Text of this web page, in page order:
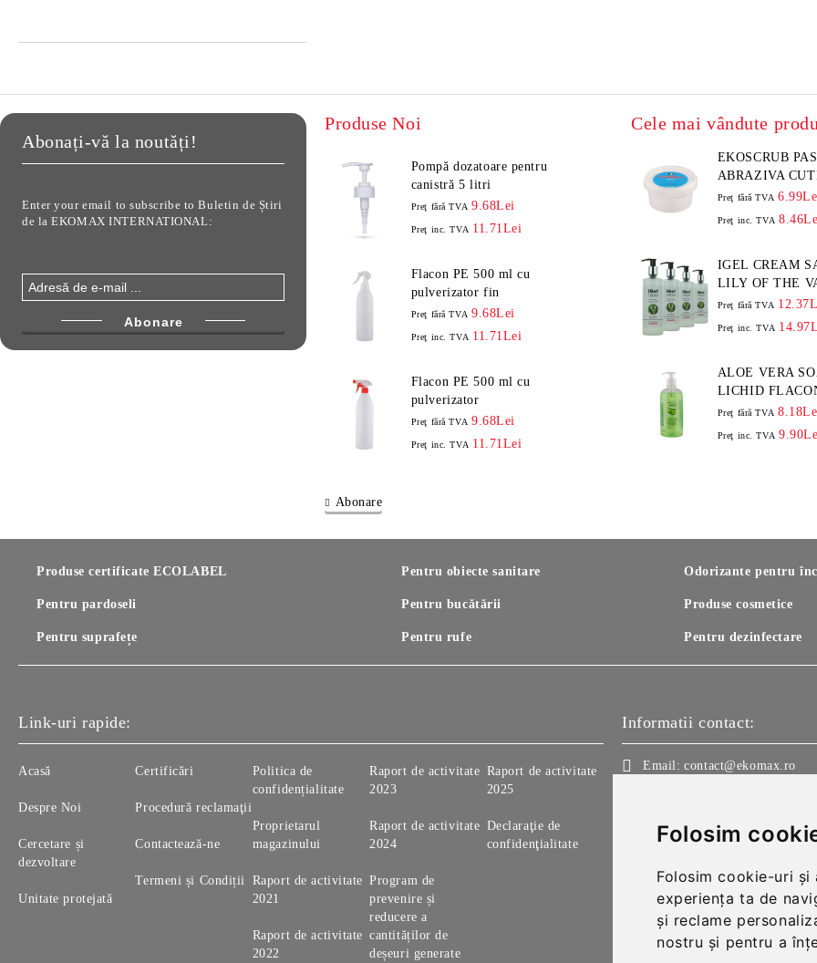
Folosim
Folosim cookie-uri
experiența ta de
și reclame
nostru și pentru a
Abonați-vă la noutăți!
Enter your email to subscribe to Buletin de Știri
de la EKOMAX INTERNATIONAL:
Produse Noi
Pompă dozatoare pentru
canistră 5 litri
Preţ fără TVA 9.68Lei
Preţ inc. TVA 11.71Lei
Flacon PE 500 ml cu
pulverizator fin
Preţ fără TVA 9.68Lei
Preţ inc. TVA 11.71Lei
Flacon PE 500 ml cu
pulverizator
Preţ fără TVA 9.68Lei
Preţ inc. TVA 11.71Lei
Abonare
Cele mai vândute
EKOSCRUB PASTA SAPUN
ABRAZIVA
GRAME
Preţ fără TVA
Preţ inc. TVA
IGEL CREAM
LILY OF THE
ML
Preţ fără TVA
Preţ inc. TVA
ALOE VERA
LICHID
Preţ fără TVA
Preţ inc. TVA
Produse certificate ECOLABEL
Pentru pardoseli
Pentru suprafețe
Pentru obiecte sanitare
Pentru bucătării
Pentru rufe
Odorizante pentru
Produse cosmetice
Pentru dezinfectare
Link-uri rapide:
Acasă
Despre Noi
Cercetare și
dezvoltare
Unitate protejată
Certificări
Procedură reclamaţii
Contactează-ne
Termeni și Condiții
Politica de
confidențialitate
Proprietarul
magazinului
Raport de activitate
2021
Raport de activitate
2022
Raport de activitate
2023
Raport de activitate
2024
Program de
prevenire și
reducere a
cantităților de
deșeuri generate
Raport de activitate
2025
Declaraţie de
confidenţialitate
Informatii contact:
Email: contact@ekomax.ro
Telefon: +4 0214213150